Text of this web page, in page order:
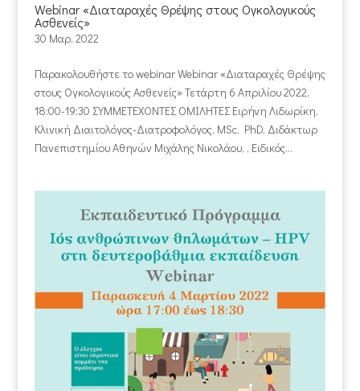
Webinar «Διαταραχές Θρέψης στους Ογκολογικούς
Ασθενείς»
30 Μαρ. 2022
Παρακολουθήστε το webinar Webinar «Διαταραχές Θρέψης
στους Ογκολογικούς Ασθενείς» Τετάρτη 6 Απριλίου 2022,
18:00-19:30 ΣΥΜΜΕΤΕΧΟΝΤΕΣ ΟΜΙΛΗΤΕΣ Ειρήνη Λιδωρίκη,
Κλινική Διαιτολόγος-Διατροφολόγος, MSc, PhD, Διδάκτωρ
Πανεπιστημίου Αθηνών Μιχάλης Νικολάου, , Ειδικός...